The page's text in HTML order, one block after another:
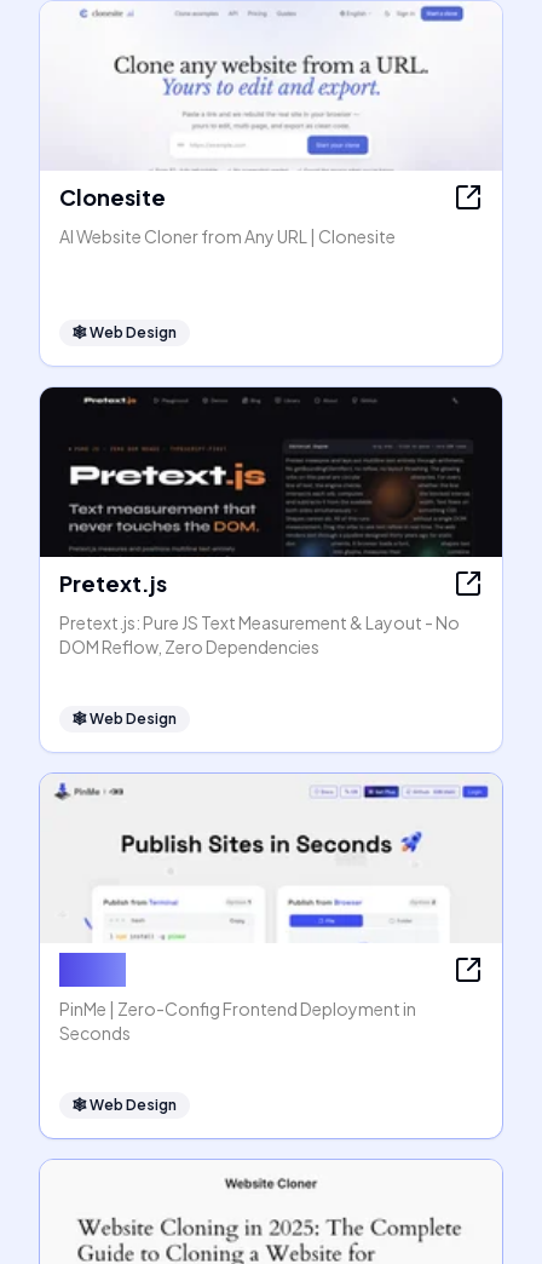
Clonesite
AI Website Cloner from Any URL | Clonesite
🕸Web Design
Pretext.js
Pretext.js: Pure JS Text Measurement & Layout - No
DOM Reflow, Zero Dependencies
🕸Web Design
PinMe | Zero-Config Frontend Deployment in
Seconds
🕸Web Design